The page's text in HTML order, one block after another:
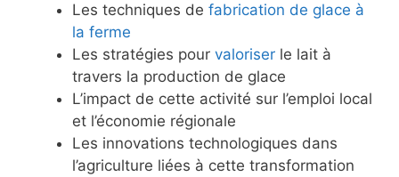
Les techniques de fabrication de glace à
la ferme
Les stratégies pour valoriser le lait à
travers la production de glace
L’impact de cette activité sur l’emploi local
et l’économie régionale
Les innovations technologiques dans
l’agriculture liées à cette transformation